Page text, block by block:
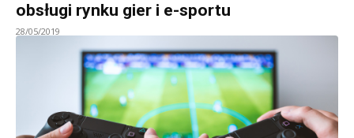
obsługi rynku gier i e-sportu
28/05/2019